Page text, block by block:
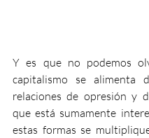
Y es que no podemos
capitalismo se alimenta
relaciones de opresión y
que está sumamente
estas formas se